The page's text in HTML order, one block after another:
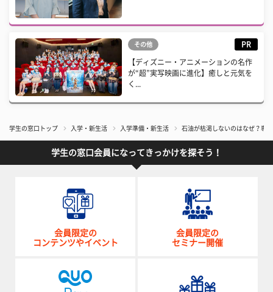
その他 PR
【ディズニー・アニメーションの名作
が“超”実写映画に進化】癒しと元気を
く...
学生の窓口トップ 入学・新生活 入学準備・新生活 石油が枯渇しないのはなぜ？専
学生の窓口会員になってきっかけを探そう！
会員限定の
コンテンツやイベント
会員限定の
セミナー開催